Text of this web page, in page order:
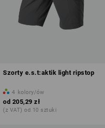
Szorty e.s.t:aktik light ripstop
4 kolory/ów
od 205,29 zł
(z VAT) od 10 sztuki